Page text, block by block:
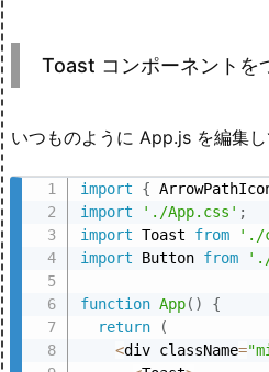
Toast コンポーネントを
いつものように App.js を編集し
import {
import
'./App.css' ;
import Toast from './
import Button from './
function App( )
{
return
(
<div className=